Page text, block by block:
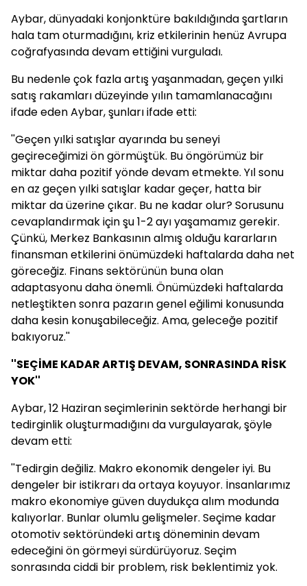
Aybar, dünyadaki konjonktüre bakıldığında şartların
hala tam oturmadığını, kriz etkilerinin henüz Avrupa
coğrafyasında devam ettiğini vurguladı.
Bu nedenle çok fazla artış yaşanmadan, geçen yılki
satış rakamları düzeyinde yılın tamamlanacağını
ifade eden Aybar, şunları ifade etti:
''Geçen yılki satışlar ayarında bu seneyi
geçireceğimizi ön görmüştük. Bu öngörümüz bir
miktar daha pozitif yönde devam etmekte. Yıl sonu
en az geçen yılki satışlar kadar geçer, hatta bir
miktar da üzerine çıkar. Bu ne kadar olur? Sorusunu
cevaplandırmak için şu 1-2 ayı yaşamamız gerekir.
Çünkü, Merkez Bankasının almış olduğu kararların
finansman etkilerini önümüzdeki haftalarda daha net
göreceğiz. Finans sektörünün buna olan
adaptasyonu daha önemli. Önümüzdeki haftalarda
netleştikten sonra pazarın genel eğilimi konusunda
daha kesin konuşabileceğiz. Ama, geleceğe pozitif
bakıyoruz.''
''SEÇİME KADAR ARTIŞ DEVAM, SONRASINDA RİSK
YOK''
Aybar, 12 Haziran seçimlerinin sektörde herhangi bir
tedirginlik oluşturmadığını da vurgulayarak, şöyle
devam etti:
''Tedirgin değiliz. Makro ekonomik dengeler iyi. Bu
dengeler bir istikrarı da ortaya koyuyor. İnsanlarımız
makro ekonomiye güven duydukça alım modunda
kalıyorlar. Bunlar olumlu gelişmeler. Seçime kadar
otomotiv sektöründeki artış döneminin devam
edeceğini ön görmeyi sürdürüyoruz. Seçim
sonrasında ciddi bir problem, risk beklentimiz yok.